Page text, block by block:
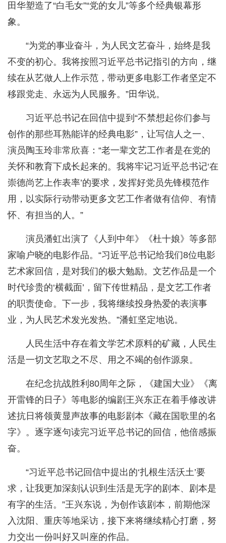
田华塑造了“白毛女”“党的女儿”等多个经典银幕形
象。
“为党的事业奋斗，为人民文艺奋斗，始终是我
不变的初心。我将按照习近平总书记指引的方向，继
续在从艺做人上作示范，带动更多电影工作者坚定不
移跟党走、永远为人民服务。”田华说。
习近平总书记在回信中提到“不禁想起你们参与
创作的那些耳熟能详的经典电影”，让写信人之一、
演员陶玉玲非常欣喜：“老一辈文艺工作者是在党的
关怀和教育下成长起来的。我将牢记习近平总书记‘在
崇德尚艺上作表率’的要求，发挥好党员先锋模范作
用，以实际行动带动更多文艺工作者做有信仰、有情
怀、有担当的人。”
演员潘虹出演了《人到中年》《杜十娘》等多部
家喻户晓的电影作品。“习近平总书记给我们8位电影
艺术家回信，是对我们的极大勉励。文艺作品是一个
时代珍贵的‘横截面’，留下传世精品，是文艺工作者
的职责使命。下一步，我将继续投身热爱的表演事
业，为人民艺术发光发热。”潘虹坚定地说。
人民生活中存在着文学艺术原料的矿藏，人民生
活是一切文艺取之不尽、用之不竭的创作源泉。
在纪念抗战胜利80周年之际，《建国大业》《离
开雷锋的日子》等电影的编剧王兴东正在着手修改讲
述抗日将领黄显声故事的电影剧本《藏在国歌里的名
字》。逐字逐句读完习近平总书记的回信，他倍感振
奋。
“习近平总书记回信中提出的‘扎根生活沃土’要
求，让我更加深刻认识到生活是无字的剧本、剧本是
有字的生活。”王兴东说，为创作该剧本，前期他深
入沈阳、重庆等地采访，接下来将继续精心打磨，努
力交出一份叫好又叫座的作品。